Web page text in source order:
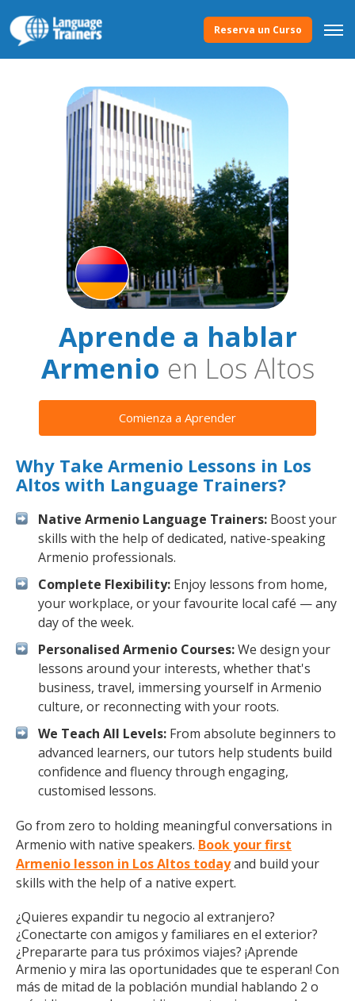
Reserva un Curso
Aprende a hablar
Armenio en Los Altos
Comienza a Aprender
Why Take Armenio Lessons in Los
Altos with Language Trainers?
Native Armenio Language Trainers: Boost your
skills with the help of dedicated, native-speaking
Armenio professionals.
Complete Flexibility: Enjoy lessons from home,
your workplace, or your favourite local café — any
day of the week.
Personalised Armenio Courses:We design your
lessons around your interests, whether that's
business, travel, immersing yourself in Armenio
culture, or reconnecting with your roots.
We Teach All Levels: From absolute beginners to
advanced learners, our tutors help students build
confidence and fluency through engaging,
customised lessons.
Go from zero to holding meaningful conversations in
Armenio with native speakers. Book your first
Armenio lesson in Los Altos todayand build your
skills with the help of a native expert.
¿Quieres expandir tu negocio al extranjero?
¿Conectarte con amigos y familiares en el exterior?
¿Prepararte para tus próximos viajes? ¡Aprende
Armenio y mira las oportunidades que te esperan! Con
más de mitad de la población mundial hablando 2 o